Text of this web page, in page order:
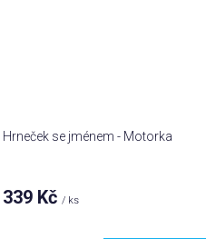
Hrneček se jménem - Motorka
339 Kč / ks